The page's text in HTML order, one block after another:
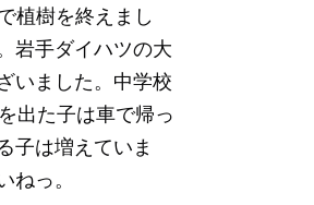
植樹を終えまし
岩手ダイハツの大
いました。中学校
出た子は車で帰っ
子は増えていま
っ。